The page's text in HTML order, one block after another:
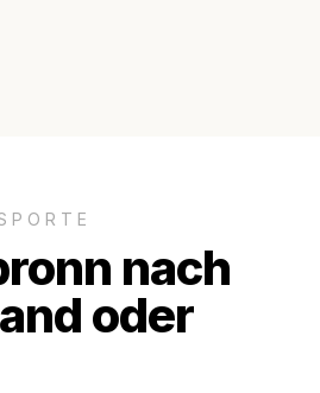
nach
oder